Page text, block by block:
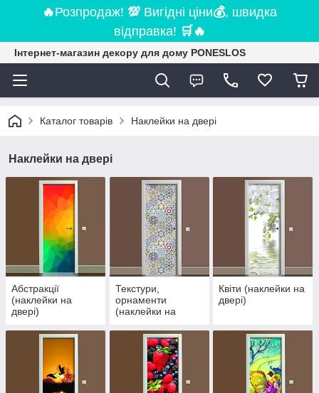
🔥Розпродаж! 💯 Вигідні ціни💰, швидка
відправка! 🛒 🔥
Інтернет-магазин декору для дому PONESLOS
Каталог товарів Наклейки на двері
Наклейки на двері
Абстракції
(наклейки на
двері)
Текстури,
орнаменти
(наклейки на
Квіти (наклейки на
двері)